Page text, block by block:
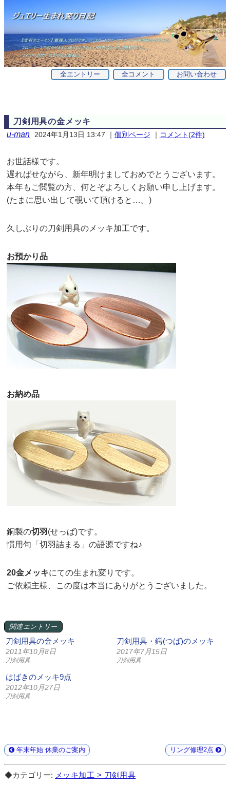
お問い合わせ
全コメント
全エントリー
刀剣用具の金メッキ
u-man 2024年1月13日 13:47 ｜ 個別ページ ｜ コメント(2件)
お世話様です。
遅ればせながら、新年明けましておめでとうございます。
本年もご閲覧の方、何とぞよろしくお願い申し上げます。
(たまに思い出して覗いて頂けると…。)
久しぶりの刀剣用具のメッキ加工です。
お預かり品
お納め品
銅製の切羽 (せっぱ)です。
慣用句「切羽詰まる」の語源ですね♪
20金メッキにての生まれ変りです。
ご依頼主様、この度は本当にありがとうございました。
関連エントリー
刀剣用具の金メッキ
2011年10月8日
刀剣用具
刀剣用具・鍔(つば)のメッキ
2017年7月15日
刀剣用具
はばきのメッキ9点
2012年10月27日
刀剣用具
年末年始 休業のご案内 リング修理2点
◆カテゴリー: メッキ加工 > 刀剣用具